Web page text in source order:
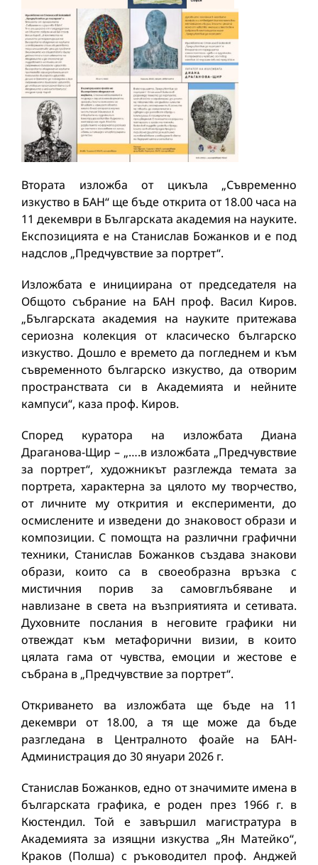
Втората изложба от цикъла „Съвременно
изкуство в БАН“ ще бъде открита от 18.00 часа на
11 декември в Българската академия на науките.
Експозицията е на Станислав Божанков и е под
надслов „Предчувствие за портрет“.
Изложбата е инициирана от председателя на
Общото събрание на БАН проф. Васил Киров.
„Българската академия на науките притежава
сериозна колекция от класическо българско
изкуство. Дошло е времето да погледнем и към
съвременното българско изкуство, да отворим
пространствата си в Академията и нейните
кампуси“, каза проф. Киров.
Според куратора на изложбата Диана
Драганова-Щир – „….в изложбата „Предчувствие
за портрет“, художникът разглежда темата за
портрета, характерна за цялото му творчество,
от личните му открития и експерименти, до
осмислените и изведени до знаковост образи и
композиции. С помощта на различни графични
техники, Станислав Божанков създава знакови
образи, които са в своеобразна връзка с
мистичния порив за самовглъбяване и
навлизане в света на възприятията и сетивата.
Духовните послания в неговите графики ни
отвеждат към метафорични визии, в които
цялата гама от чувства, емоции и жестове е
събрана в „Предчувствие за портрет“.
Откриването ва изложбата ще бъде на 11
декември от 18.00, а тя ще може да бъде
разгледана в Централното фоайе на БАН-
Администрация до 30 януари 2026 г.
Станислав Божанков, едно от значимите имена в
българската графика, е роден през 1966 г. в
Кюстендил. Той е завършил магистратура в
Академията за изящни изкуства „Ян Матейко“,
Краков (Полша) с ръководител проф. Анджей